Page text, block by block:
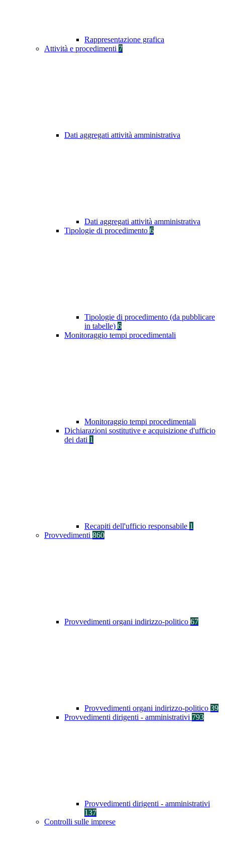
Rappresentazione grafica
Attività e procedimenti 7
Dati aggregati attività amministrativa
Dati aggregati attività amministrativa
Tipologie di procedimento 6
Tipologie di procedimento (da pubblicare
in tabelle) 6
Monitoraggio tempi procedimentali
Monitoraggio tempi procedimentali
Dichiarazioni sostitutive e acquisizione d'ufficio
dei dati 1
Recapiti dell'ufficio responsabile 1
Provvedimenti 860
Provvedimenti organi indirizzo-politico 67
Provvedimenti organi indirizzo-politico 39
Provvedimenti dirigenti - amministrativi 793
Provvedimenti dirigenti - amministrativi
137
Controlli sulle imprese